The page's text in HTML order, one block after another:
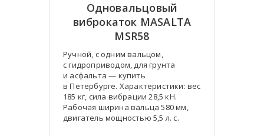
Одновальцовый
виброкаток MASALTA
MSR58
Ручной, с одним вальцом,
с гидроприводом, для грунта
и асфальта — купить
в Петербурге. Характеристики: вес
185 кг, сила вибрации 28,5 кН.
Рабочая ширина вальца 580 мм,
двигатель мощностью 5,5 л. с.